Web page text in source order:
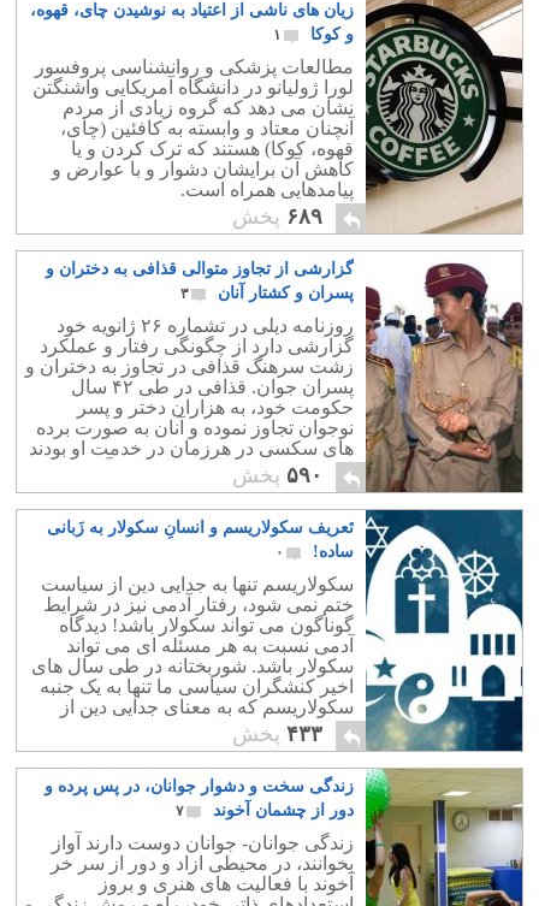
زیان های ناشی از اعتیاد به نوشیدن چای، قهوه،
و کوکا
۱
مطالعات پزشکی و روانشناسی پروفسور
لورا ژولیانو در دانشگاه آمریکایی واشنگتن
نشان می دهد که گروه زیادی از مردم
آنچنان معتاد و وابسته به کافئین (چای،
قهوه، کوکا) هستند که ترک کردن و یا
کاهش آن برایشان دشوار و با عوارض و
پیامدهایی همراه است.
۶۸۹ پخش
گزارشی از تجاوز متوالی قذافی به دختران و
پسران و کشتار آنان
۳
روزنامه دیلی در تشماره ۲۶ ژانویه خود
گزارشی دارد از چگونگی رفتار و عملکرد
زشت سرهنگ قذافی در تجاوز به دختران و
پسران جوان. قذافی در طی ۴۲ سال
حکومت خود، به هزاران دختر و پسر
نوجوان تجاوز نموده و آنان به صورت برده
های سکسی در هرزمان در خدمت او بودند
و خواسته های شیطانی او را بر آورده می
کردند.
۵۹۰ پخش
تَعریف سکولاریسم و انسانِ سکولار به زَبانی
ساده!
۰
سکولاریسم تنها به جدایی دین از سیاست
ختم نمی شود، رفتار آدمی نیز در شرایط
گوناگون می تواند سکولار باشد! دیدگاه
آدمی نسبت به هر مسئله ای می تواند
سکولار باشد. شوربختانه در طی سال های
اخیر کنشگران سیاسی ما تنها به یک جنبه
سکولاریسم که به معنای جدایی دین از
سیاست است پرداخته اند که تعریفی ناقص
می باشد.
۴۳۳ پخش
زندگی سخت و دشوار جوانان، در پس پرده و
دور از چشمان آخوند
۷
زندگی جوانان- جوانان دوست دارند آواز
بخوانند، در محیطی ازاد و دور از سر خر
آخوند با فعالیت های هنری و بروز